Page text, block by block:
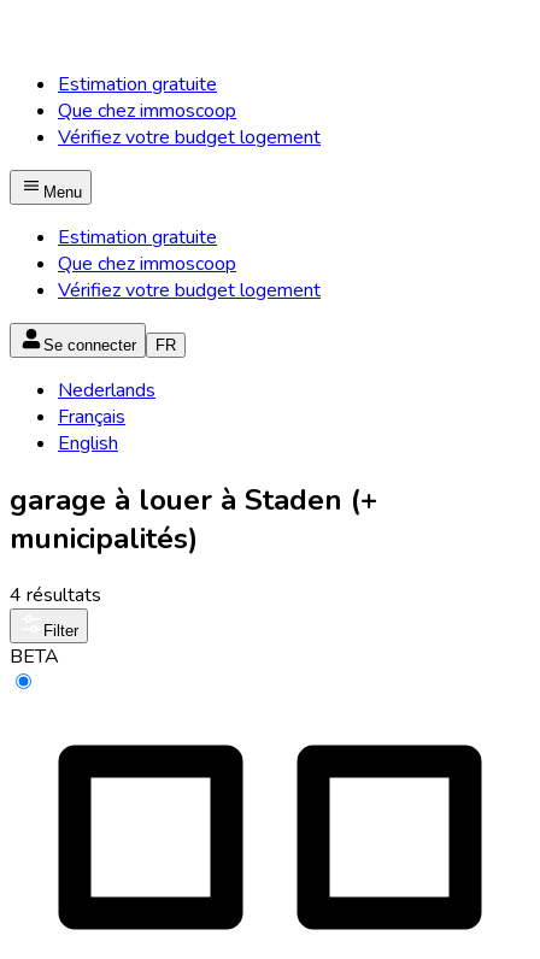
Estimation gratuite
Que chez immoscoop
Vérifiez votre budget logement
Menu
Estimation gratuite
Que chez immoscoop
Vérifiez votre budget logement
Se connecter FR
Nederlands
Français
English
garage à louer à Staden (+
municipalités)
4 résultats
Filter
BETA